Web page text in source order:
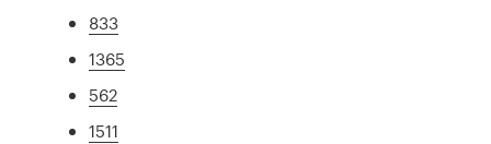
833
1365
562
1511